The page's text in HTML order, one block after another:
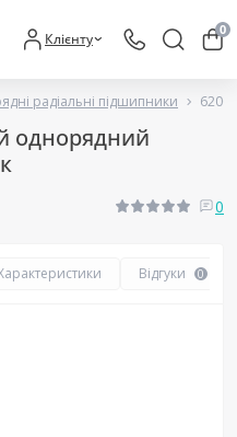
Клієнту 0
радіальні підшипники 6200
однорядний
0
Відгуки 0